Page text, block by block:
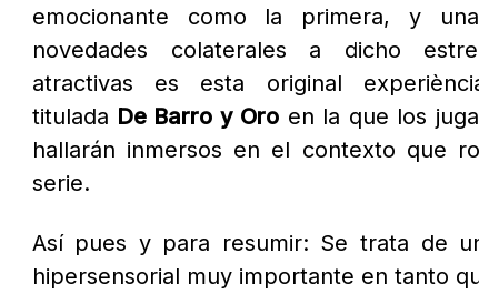
emocionante como la primera, y
novedades colaterales a dicho
atractivas es esta original
titulada De Barro y Oro en la que los
hallarán inmersos en el contexto que
serie.
Así pues y para resumir: Se trata de
hipersensorial muy importante en tanto